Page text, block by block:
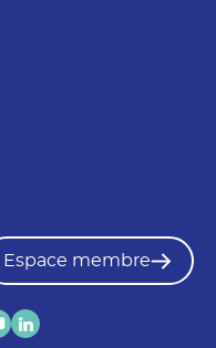
Espace membre